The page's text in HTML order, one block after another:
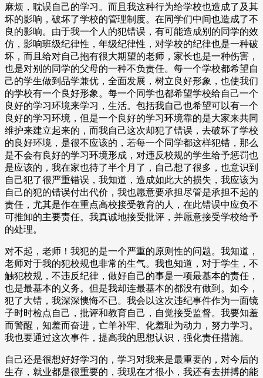
麻烦，耽误自己的学习。而且我这种行为给学校也造成了及其
坏的影响，破坏了学校的管理制度。在同学们中间也造成了不
良的影响。由于我一个人的犯错误，有可能造成别的同学的效
仿，影响班级纪律性，年级纪律性，对学校的纪律也是一种破
坏，而且给对自己抱有很大期望的老师，家长也是一种伤害，
也是对别的同学的父母的一种不负责任。每一个学校都希望自
己的学生做到品学兼优，全面发展，树立良好形象，也使我们
的学校有一个良好形象。每一个同学也都希望学校给自己一个
良好的学习环境来学习，生活。包括我自己也希望可以有一个
良好的学习环境，但是一个良好的学习环境靠的是大家来共同
维护来建立起来的，而我自己这次却犯了错误，去破坏了学校
的良好环境，是很不应该的，若每一个同学都这样犯错，那么
是不会有良好的学习环境形成，对违反校规的学生给予惩罚也
是应该的，我在家也待了半个月了，自己想了很多，也意识到
自己犯了很严重错误，我知道，造成如此大的损失，我应该为
自己的犯的错误付出代价，我也愿意要承担尽管是承担不起的
责任，尤其是作在重点高校接受教育的人，在此错误中应负不
可推卸的主要责任。我真诚地接受批评，并愿意接受学校给予
的处理。
对不起，老师！我犯的是一个严重的原则性的问题。我知道，
老师对于我的犯校规也非常的生气。我也知道，对于学生，不
触犯校规，不违反纪律，做好自己的事是一项最基本的责任，
也是最基本的义务。但是我却连最基本的都没有做到。如今，
犯了大错，我深深懊悔不已。我会以这次违纪事件作为一面镜
子时时检点自己，批评和教育自己，自觉接受监督。我要知羞
而警醒，知羞而奋进，亡羊补牢、化羞耻为动力，努力学习。
我也要通过这次事件，提高我的思想认识，强化责任措施。
自己还是很想好好学习的，学习对我来是最重要的，对今后的
生存，就业都是很重要的，我现在才很小，我还有去拼搏的能